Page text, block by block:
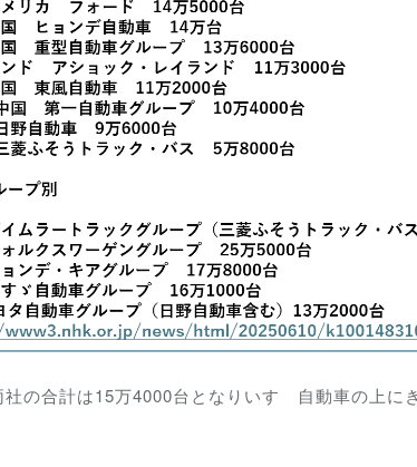
の合計は15万4000台となりいすゞ自動車の上に